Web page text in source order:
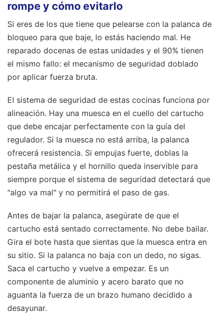
rompe y cómo evitarlo
Si eres de los que tiene que pelearse con la palanca de
bloqueo para que baje, lo estás haciendo mal. He
reparado docenas de estas unidades y el 90% tienen
el mismo fallo: el mecanismo de seguridad doblado
por aplicar fuerza bruta.
El sistema de seguridad de estas cocinas funciona por
alineación. Hay una muesca en el cuello del cartucho
que debe encajar perfectamente con la guía del
regulador. Si la muesca no está arriba, la palanca
ofrecerá resistencia. Si empujas fuerte, doblas la
pestaña metálica y el hornillo queda inservible para
siempre porque el sistema de seguridad detectará que
"algo va mal" y no permitirá el paso de gas.
Antes de bajar la palanca, asegúrate de que el
cartucho está sentado correctamente. No debe bailar.
Gira el bote hasta que sientas que la muesca entra en
su sitio. Si la palanca no baja con un dedo, no sigas.
Saca el cartucho y vuelve a empezar. Es un
componente de aluminio y acero barato que no
aguanta la fuerza de un brazo humano decidido a
desayunar.